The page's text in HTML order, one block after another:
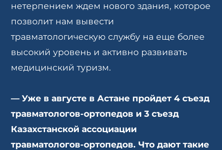
нетерпением ждем нового здания, которое
позволит нам вывести
травматологическую службу на еще более
высокий уровень и активно развивать
медицинский туризм.
—Уже в августе в Астане пройдет 4 съезд
травматологов-ортопедов и 3 съезд
Казахстанской ассоциации
травматологов-ортопедов. Что дают такие